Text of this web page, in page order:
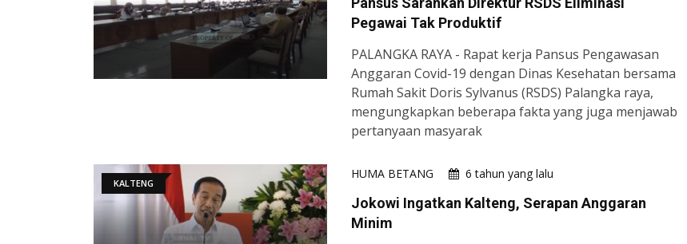
Pegawai Tak Produktif
PALANGKA RAYA - Rapat kerja Pansus Pengawasan
Anggaran Covid-19 dengan Dinas Kesehatan bersama
Rumah Sakit Doris Sylvanus (RSDS) Palangka raya,
mengungkapkan beberapa fakta yang juga menjawab
pertanyaan masyarak
KALTENG
HUMA BETANG 6 tahun yang lalu
Jokowi Ingatkan Kalteng, Serapan Anggaran
Minim